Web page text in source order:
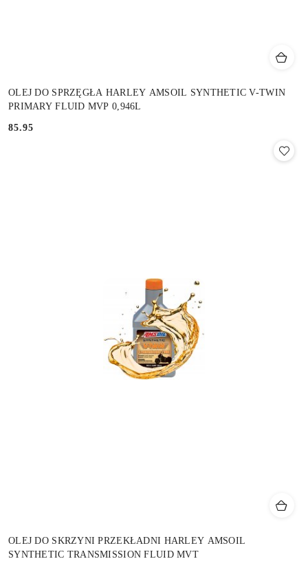
OLEJ DO SPRZĘGŁA HARLEY AMSOIL SYNTHETIC V-TWIN
PRIMARY FLUID MVP 0,946L
Cena:
85.95
OLEJ DO SKRZYNI PRZEKŁADNI HARLEY AMSOIL
SYNTHETIC TRANSMISSION FLUID MVT